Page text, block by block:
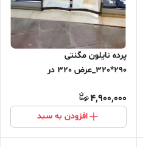
پرده نایلون مگنتی
290*320_عرض 320 در
مغناطیسی ارسال رایگان
4,900,000
افزودن به سبد